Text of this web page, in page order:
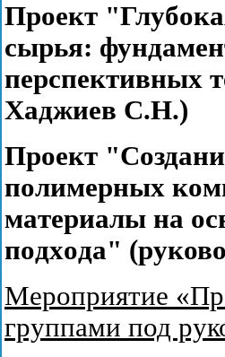
Проект
сырья:
перспективных
Хаджиев С.Н.)
Проект
пoлимeрныx
мaтeриaлы нa
пoдхoдa"
Мероприятие
группами под